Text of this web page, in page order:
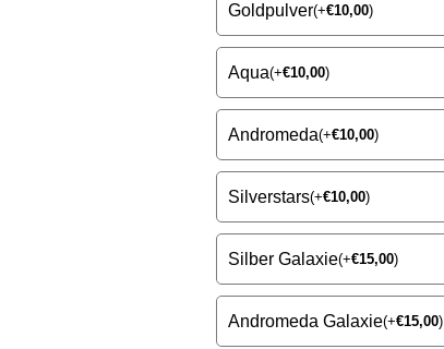
Goldpulver(+€10,00)
Aqua(+€10,00)
Andromeda(+€10,00)
Silverstars(+€10,00)
Silber Galaxie(+€15,00)
Andromeda Galaxie(+€15,00)